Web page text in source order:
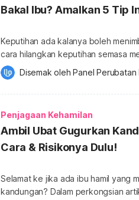
Bakal Ibu? Amalkan 5 Tip
Keputihan ada kalanya boleh
cara hilangkan keputihan semasa mengandung ya?
banyak info tentang Kehamilan, sila
keputihan semasa hamil? Ya.
kuat (kadangkala tidak berbau)
Disemak oleh Panel
Penjagaan Kehamilan
Ambil Ubat Gugurkan
Cara & Risikonya Dulu!
Selamat ke jika ada ibu hamil yang
kandungan? Dalam perkongsian artikel